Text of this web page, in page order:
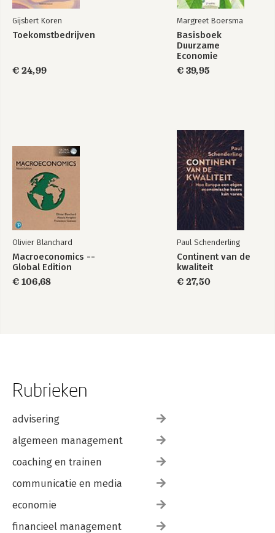
Gijsbert Koren
Toekomstbedrijven
€ 24,99
Margreet Boersma
Basisboek
Duurzame
Economie
€ 39,95
Olivier Blanchard
Macroeconomics --
Global Edition
€ 106,68
Paul Schenderling
Continent van de
kwaliteit
€ 27,50
Rubrieken
advisering
algemeen management
coaching en trainen
communicatie en media
economie
financieel management